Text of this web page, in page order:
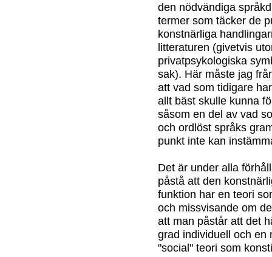
den nödvändiga
termer som täcker de
konstnärliga
litteraturen (givetvis
privatpsykologiska
sak). Här måste jag
att vad som tidigare
allt bäst skulle kunna
såsom en del av vad
och ordlöst språks
punkt inte kan
Det är under alla
påstå att den
funktion har en teori
och missvisande om
att man påstår att det
grad individuell och en
"social" teori som